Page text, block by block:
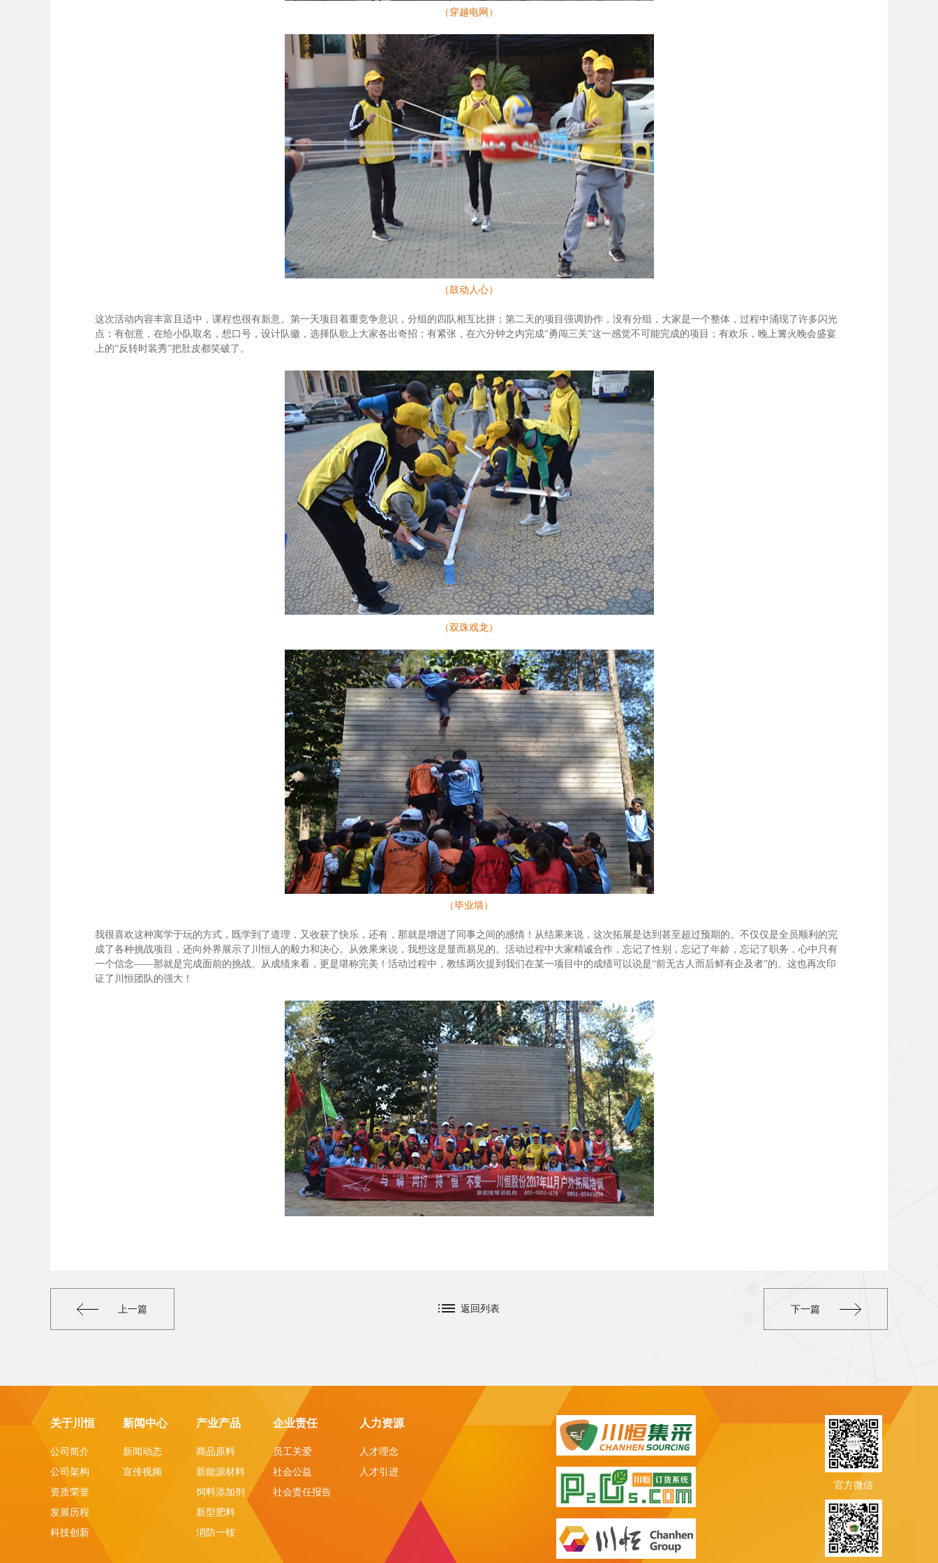
（穿越电网）
（鼓动人心）
这次活动内容丰富且适中，课程也很有新意。第一天项目着重竞争意识，分组的四队相互比拼；第二天的项目强调协作，没有分组，大家是一个整体，过程中涌现了许多闪光
点：有创意，在给小队取名，想口号，设计队徽，选择队歌上大家各出奇招；有紧张，在六分钟之内完成“勇闯三关”这一感觉不可能完成的项目；有欢乐，晚上篝火晚会盛宴
上的“反转时装秀”把肚皮都笑破了。
（双珠戏龙）
（毕业墙）
我很喜欢这种寓学于玩的方式，既学到了道理，又收获了快乐，还有，那就是增进了同事之间的感情！从结果来说，这次拓展是达到甚至超过预期的。不仅仅是全员顺利的完
成了各种挑战项目，还向外界展示了川恒人的毅力和决心。从效果来说，我想这是显而易见的。活动过程中大家精诚合作，忘记了性别，忘记了年龄，忘记了职务，心中只有
一个信念——那就是完成面前的挑战。从成绩来看，更是堪称完美！活动过程中，教练两次提到我们在某一项目中的成绩可以说是“前无古人而后鲜有企及者”的。这也再次印
证了川恒团队的强大！
上一篇 下一篇
返回列表
关于川恒
公司简介
公司架构
资质荣誉
发展历程
科技创新
新闻中心
新闻动态
宣传视频
产业产品
商品原料
新能源材料
饲料添加剂
新型肥料
消防一铵
企业责任
员工关爱
社会公益
社会责任报告
人力资源
人才理念
人才引进
官方微信